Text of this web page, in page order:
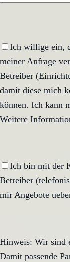
Ich willige ein,
meiner Anfrage
Betreiber
damit diese mich
können. Ich kann
Weitere
Ich bin mit der
Betreiber
mir Angebote
Hinweis: Wir sind
Damit passende